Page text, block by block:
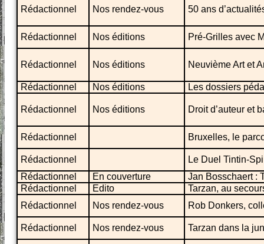
Rédactionnel Nos rendez-vous 50 ans
Rédactionnel Nos éditions Pré-Grilles avec
Rédactionnel Nos éditions Neuvième Art et
Rédactionnel Nos éditions Les dossiers
Rédactionnel Nos éditions Droit d’auteur et
Rédactionnel Bruxelles, le
Rédactionnel
Le Duel Tintin-
Rédactionnel
En couverture
Jan Bosschaert :
Rédactionnel
Edito
Tarzan, au
Rédactionnel
Nos rendez-vous Rob Donkers,
Rédactionnel Nos rendez-vous Tarzan dans la